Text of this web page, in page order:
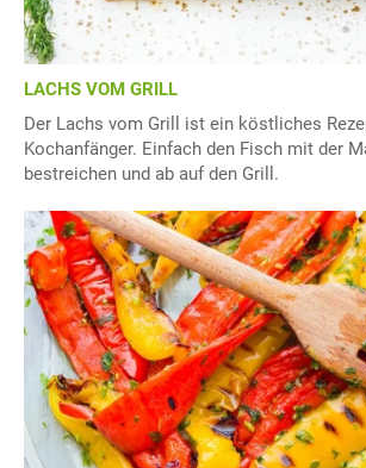
LACHS VOM GRILL
Der Lachs vom Grill ist ein köstliches
Kochanfänger. Einfach den Fisch mit der
bestreichen und ab auf den Grill.